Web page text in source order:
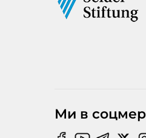
Ми в